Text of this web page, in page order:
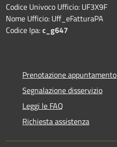
Codice Univoco Ufficio: UF3X9F
Nome Ufficio: Uff_eFatturaPA
Codice Ipa:c_g647
Prenotazione appuntamento
Segnalazione disservizio
Leggi le FAQ
Richiesta assistenza